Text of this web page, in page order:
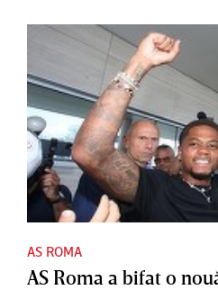
AS ROMA
AS Roma a bifat o